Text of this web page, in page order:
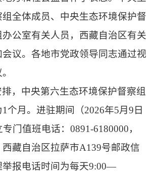
全体成员、中央生态环境保护督
公室有关人员，西藏自治区有关
议。各地市党政领导同志通过视
，中央第六生态环境保护督察组
个月。进驻期间（2026年5月9日
门值班电话：0891-6180000，
藏自治区拉萨市A139号邮政信
举报电话时间为每天9:00—